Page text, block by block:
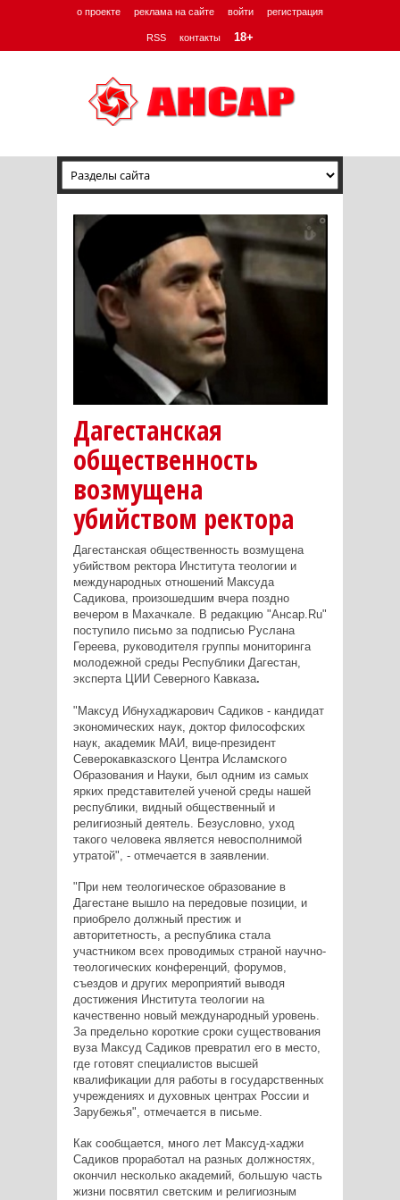
о проекте реклама на сайте войти регистрация
RSS контакты 18+
Дагестанская
общественность
возмущена
убийством ректора
Дагестанская общественность возмущена
убийством ректора Института теологии и
международных отношений Максуда
Садикова, произошедшим вчера поздно
вечером в Махачкале. В редакцию "Ансар.Ru"
поступило письмо за подписью Руслана
Гереева, руководителя группы мониторинга
молодежной среды Республики Дагестан,
эксперта ЦИИ Северного Кавказа.
"Максуд Ибнухаджарович Садиков - кандидат
экономических наук, доктор философских
наук, академик МАИ, вице-президент
Северокавказского Центра Исламского
Образования и Науки, был одним из самых
ярких представителей ученой среды нашей
республики, видный общественный и
религиозный деятель. Безусловно, уход
такого человека является невосполнимой
утратой", - отмечается в заявлении.
"При нем теологическое образование в
Дагестане вышло на передовые позиции, и
приобрело должный престиж и
авторитетность, а республика стала
участником всех проводимых страной научно-
теологических конференций, форумов,
съездов и других мероприятий выводя
достижения Института теологии на
качественно новый международный уровень.
За предельно короткие сроки существования
вуза Максуд Садиков превратил его в место,
где готовят специалистов высшей
квалификации для работы в государственных
учреждениях и духовных центрах России и
Зарубежья", отмечается в письме.
Как сообщается, много лет Максуд-хаджи
Садиков проработал на разных должностях,
окончил несколько академий, большую часть
жизни посвятил светским и религиозным